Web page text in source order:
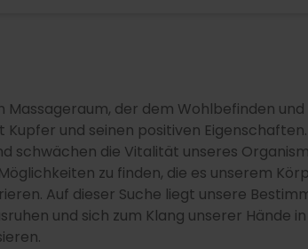
Massageraum, der dem Wohlbefinden
Kupfer und seinen positiven
schwächen die Vitalität unseres
zu finden, die es unserem
Auf dieser Suche liegt unsere
und sich zum Klang unserer Hände